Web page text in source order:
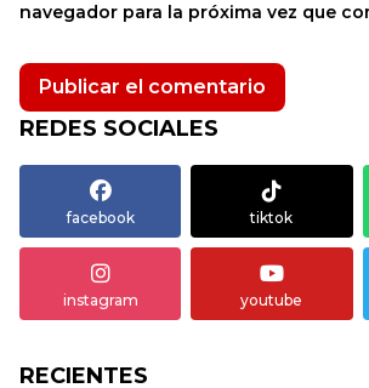
navegador para la próxima vez que
REDES SOCIALES
facebook tiktok
instagram youtube
RECIENTES